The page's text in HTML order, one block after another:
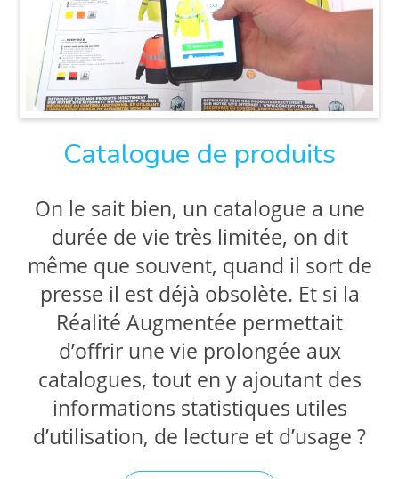
Catalogue de produits
On le sait bien, un catalogue a une
durée de vie très limitée, on dit
même que souvent, quand il sort de
presse il est déjà obsolète. Et si la
Réalité Augmentée permettait
d’offrir une vie prolongée aux
catalogues, tout en y ajoutant des
informations statistiques utiles
d’utilisation, de lecture et d’usage ?